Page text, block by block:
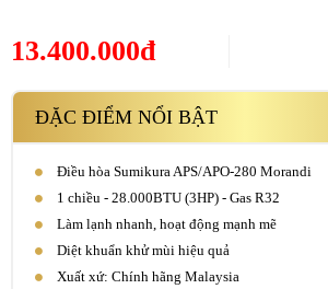
13.400.000đ
ĐẶC ĐIỂM NỔI BẬT
Điều hòa Sumikura APS/APO-280 Morandi
1 chiều - 28.000BTU (3HP) - Gas R32
Làm lạnh nhanh, hoạt động mạnh mẽ
Diệt khuẩn khử mùi hiệu quả
Xuất xứ: Chính hãng Malaysia